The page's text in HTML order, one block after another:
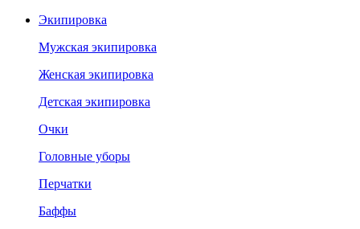
Экипировка
Мужская экипировка
Женская экипировка
Детская экипировка
Очки
Головные уборы
Перчатки
Баффы